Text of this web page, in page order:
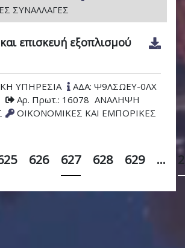
ΣΥΝΑΛΛΑΓΕΣ
επισκευή εξοπλισμού
ΥΠΗΡΕΣΙΑ
ΑΔΑ: Ψ9ΛΣΩΕΥ-0ΛΧ
Αρ. Πρωτ.: 16078 ΑΝΑΛΗΨΗ
ΟΙΚΟΝΟΜΙΚΕΣ ΚΑΙ ΕΜΠΟΡΙΚΕΣ
626 627 628 629 …